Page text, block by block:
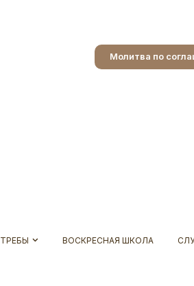
Молитва по
ТРЕБЫ ВОСКРЕСНАЯ ШКОЛА